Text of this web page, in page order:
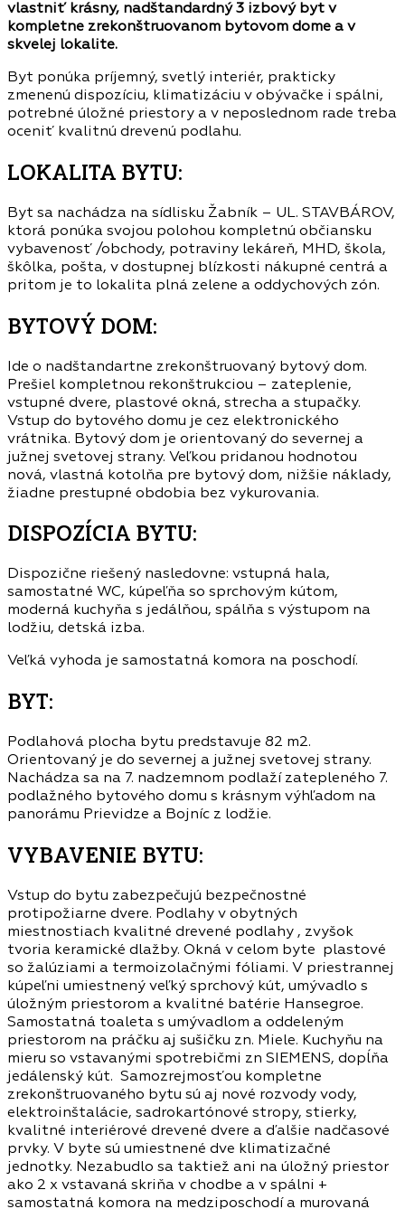
vlastniť krásny, nadštandardný 3 izbový byt v
kompletne zrekonštruovanom bytovom dome a v
skvelej lokalite.
Byt ponúka príjemný, svetlý interiér, prakticky
zmenenú dispozíciu, klimatizáciu v obývačke i spálni,
potrebné úložné priestory a v neposlednom rade treba
oceniť kvalitnú drevenú podlahu.
LOKALITA BYTU:
Byt sa nachádza na sídlisku Žabník – UL. STAVBÁROV,
ktorá ponúka svojou polohou kompletnú občiansku
vybavenosť /obchody, potraviny lekáreň, MHD, škola,
škôlka, pošta, v dostupnej blízkosti nákupné centrá a
pritom je to lokalita plná zelene a oddychových zón.
BYTOVÝ DOM:
Ide o nadštandartne zrekonštruovaný bytový dom.
Prešiel kompletnou rekonštrukciou – zateplenie,
vstupné dvere, plastové okná, strecha a stupačky.
Vstup do bytového domu je cez elektronického
vrátnika. Bytový dom je orientovaný do severnej a
južnej svetovej strany. Veľkou pridanou hodnotou
nová, vlastná kotolňa pre bytový dom, nižšie náklady,
žiadne prestupné obdobia bez vykurovania.
DISPOZÍCIA BYTU:
Dispozične riešený nasledovne: vstupná hala,
samostatné WC, kúpeľňa so sprchovým kútom,
moderná kuchyňa s jedálňou, spálňa s výstupom na
lodžiu, detská izba.
Veľká vyhoda je samostatná komora na poschodí.
BYT:
Podlahová plocha bytu predstavuje 82 m2.
Orientovaný je do severnej a južnej svetovej strany.
Nachádza sa na 7. nadzemnom podlaží zatepleného 7.
podlažného bytového domu s krásnym výhľadom na
panorámu Prievidze a Bojníc z lodžie.
VYBAVENIE BYTU:
Vstup do bytu zabezpečujú bezpečnostné
protipožiarne dvere. Podlahy v obytných
miestnostiach kvalitné drevené podlahy , zvyšok
tvoria keramické dlažby. Okná v celom byte plastové
so žalúziami a termoizolačnými fóliami. V priestrannej
kúpeľni umiestnený veľký sprchový kút, umývadlo s
úložným priestorom a kvalitné batérie Hansegroe.
Samostatná toaleta s umývadlom a oddeleným
priestorom na práčku aj sušičku zn. Miele. Kuchyňu na
mieru so vstavanými spotrebičmi zn SIEMENS, dopĺňa
jedálenský kút. Samozrejmosťou kompletne
zrekonštruovaného bytu sú aj nové rozvody vody,
elektroinštalácie, sadrokartónové stropy, stierky,
kvalitné interiérové drevené dvere a ďalšie nadčasové
prvky. V byte sú umiestnené dve klimatizačné
jednotky. Nezabudlo sa taktiež ani na úložný priestor
ako 2 x vstavaná skriňa v chodbe a v spálni +
samostatná komora na medziposchodí a murovaná